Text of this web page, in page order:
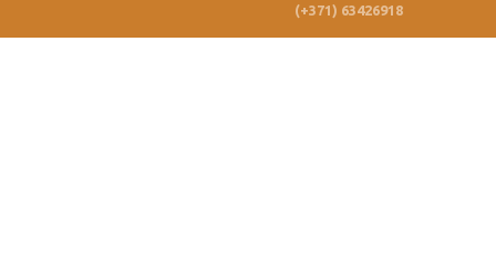
(+371) 63426918